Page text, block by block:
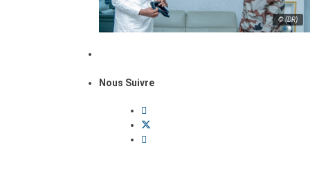
© (DR)
Nous Suivre